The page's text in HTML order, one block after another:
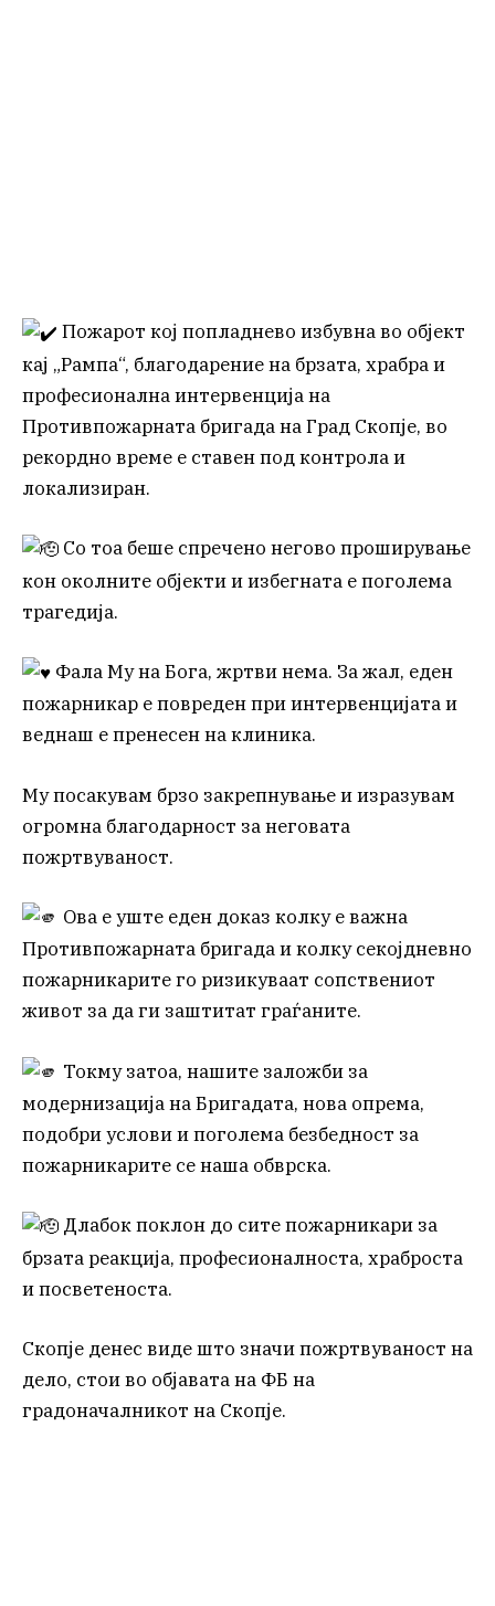
Пожарот кој попладнево избувна во објект
кај „Рампа“, благодарение на брзата, храбра и
професионална интервенција на
Противпожарната бригада на Град Скопје, во
рекордно време е ставен под контрола и
локализиран.
Со тоа беше спречено негово проширување
кон околните објекти и избегната е поголема
трагедија.
Фала Му на Бога, жртви нема. За жал, еден
пожарникар е повреден при интервенцијата и
веднаш е пренесен на клиника.
Му посакувам брзо закрепнување и изразувам
огромна благодарност за неговата
пожртвуваност.
Ова е уште еден доказ колку е важна
Противпожарната бригада и колку секојдневно
пожарникарите го ризикуваат сопствениот
живот за да ги заштитат граѓаните.
Токму затоа, нашите заложби за
модернизација на Бригадата, нова опрема,
подобри услови и поголема безбедност за
пожарникарите се наша обврска.
Длабок поклон до сите пожарникари за
брзата реакција, професионалноста, храброста
и посветеноста.
Скопје денес виде што значи пожртвуваност на
дело, стои во објавата на ФБ на
градоначалникот на Скопје.